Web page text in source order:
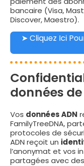
bancaire (Visa,
Discover, Maestro).
➤ Cliquez Ici
données
Vos données ADN
FamilyTreeDNA,
protocoles de
ADN reçoit un
l’anonymat et vos
partagées avec